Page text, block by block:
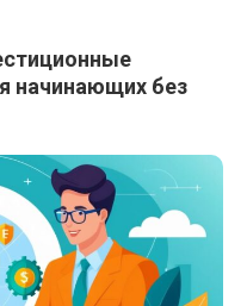
начинающих без